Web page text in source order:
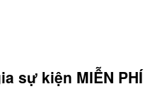
sự kiện MIỄN PHÍ